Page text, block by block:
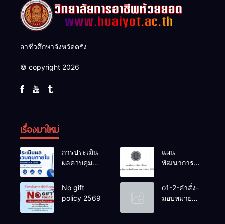
อาชีวศึกษาจังหวัดตรัง
© copyright 2026
เรื่องมาใหม่
การประเมิน
ผลควบคุม
สถานศึกษา
งปม.2568
แผน
พัฒนาการ
ศึกษาวิทยาลัย
No gift
policy 2569
o1-2-คำสั่ง-
มอบหมาย